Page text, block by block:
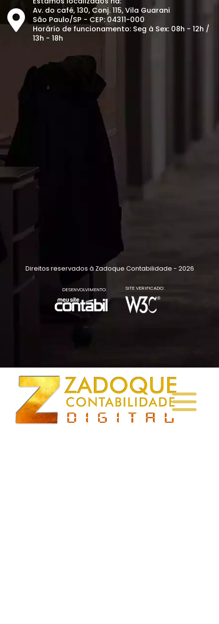
Av. do café, 130, Conj. 115, Vila Guarani
São Paulo/SP - CEP: 04311-000
Horário de funcionamento: Seg à Sex: 08h - 12h /
13h - 18h
Direitos reservados à Zadoque Contabilidade - 2026
DESENVOLVIMENTO: SITE VERIFICADO: